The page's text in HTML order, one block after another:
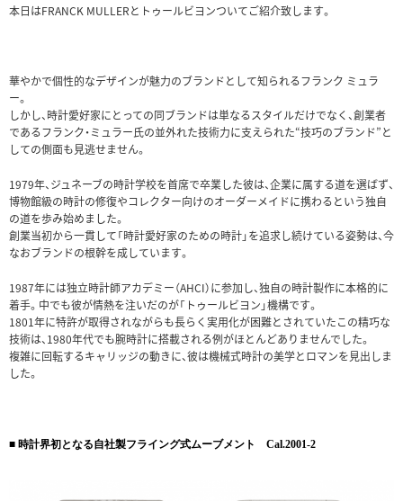
本日はFRANCK MULLERとトゥールビヨンついてご紹介致します。
華やかで個性的なデザインが魅力のブランドとして知られるフランク ミュラ
ー。
しかし、時計愛好家にとっての同ブランドは単なるスタイルだけでなく、創業者
であるフランク・ミュラー氏の並外れた技術力に支えられた“技巧のブランド”と
しての側面も見逃せません。
1979年、ジュネーブの時計学校を首席で卒業した彼は、企業に属する道を選ばず、
博物館級の時計の修復やコレクター向けのオーダーメイドに携わるという独自
の道を歩み始めました。
創業当初から一貫して「時計愛好家のための時計」を追求し続けている姿勢は、今
なおブランドの根幹を成しています。
1987年には独立時計師アカデミー（AHCI）に参加し、独自の時計製作に本格的に
着手。中でも彼が情熱を注いだのが「トゥールビヨン」機構です。
1801年に特許が取得されながらも長らく実用化が困難とされていたこの精巧な
技術は、1980年代でも腕時計に搭載される例がほとんどありませんでした。
複雑に回転するキャリッジの動きに、彼は機械式時計の美学とロマンを見出しま
した。
■ 時計界初となる自社製フライング式ムーブメント Cal.2001-2